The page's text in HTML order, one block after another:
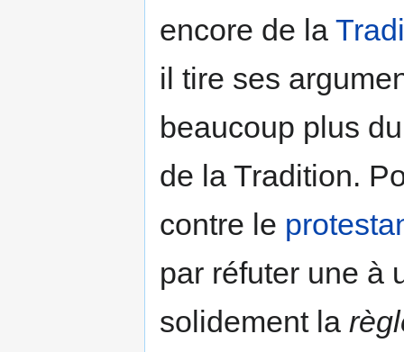
encore de la
il tire ses
beaucoup plus
de la Tradition.
contre le
par réfuter une à
solidement la